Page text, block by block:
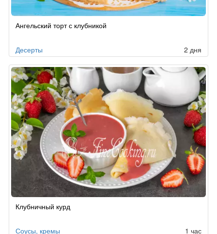
по
Ангельский торт с клубникой
Десерты 2 дня
Клубничный курд
Соусы, кремы 1 час